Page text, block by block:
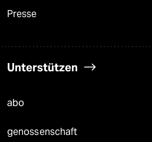
Presse
Unterstützen
abo
genossenschaft